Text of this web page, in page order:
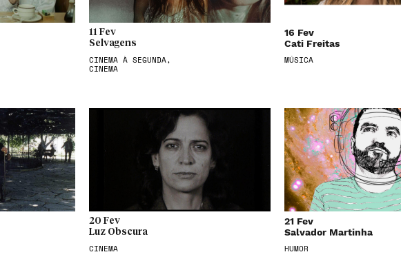
11 Fev
Selvagens
CINEMA À SEGUNDA,
CINEMA
16 Fev
Cati Freitas
MÚSICA
20 Fev
Luz Obscura
CINEMA
21 Fev
Salvador Martinha
HUMOR